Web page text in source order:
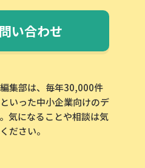
い合わせ
集部は、毎年30,000件
いった中小企業向けのデ
気になることや相談は気
ださい。